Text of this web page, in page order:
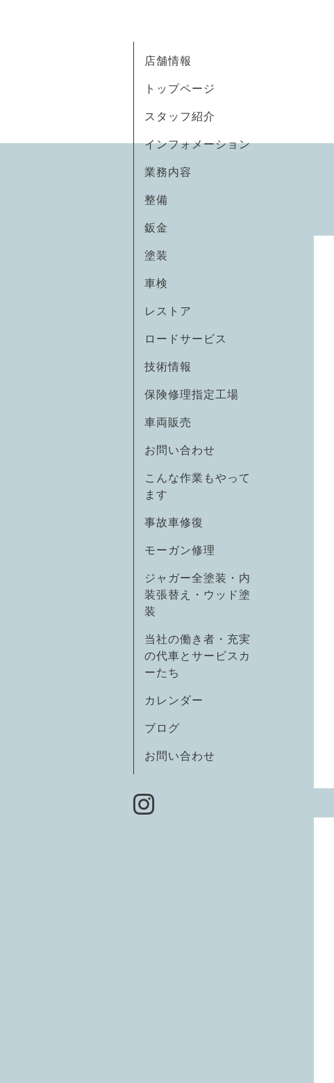
店舗情報
トップページ
スタッフ紹介
インフォメーション
業務内容
整備
鈑金
塗装
車検
レストア
ロードサービス
技術情報
保険修理指定工場
車両販売
お問い合わせ
こんな作業もやって
ます
事故車修復
モーガン修理
ジャガー全塗装・内
装張替え・ウッド塗
装
当社の働き者・充実
の代車とサービスカ
ーたち
カレンダー
ブログ
お問い合わせ